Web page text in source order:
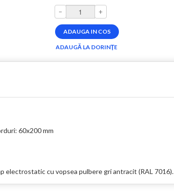
– +
60x200 mm
electrostatic cu vopsea pulbere gri antracit (RAL 7016).